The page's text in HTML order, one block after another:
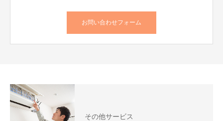
お問い合わせフォーム
その他サービス